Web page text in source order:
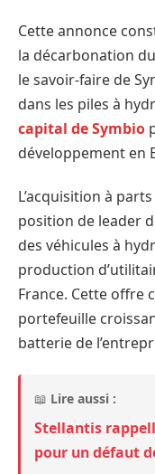
Cette annonce
la décarbonation
le savoir-faire de
dans les piles à
capital de Symbio
développement en
L’acquisition à
position de leader
des véhicules à
production
France. Cette offre
portefeuille
batterie de
📖 Lire aussi :
Stellantis
pour un défaut